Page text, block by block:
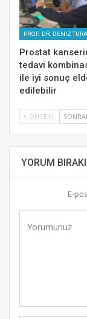
PROF. DR. DENIZ
Prostat
tedavi
ile iyi sonuç
edilebilir
ÖNCEKI
YORUM
E-